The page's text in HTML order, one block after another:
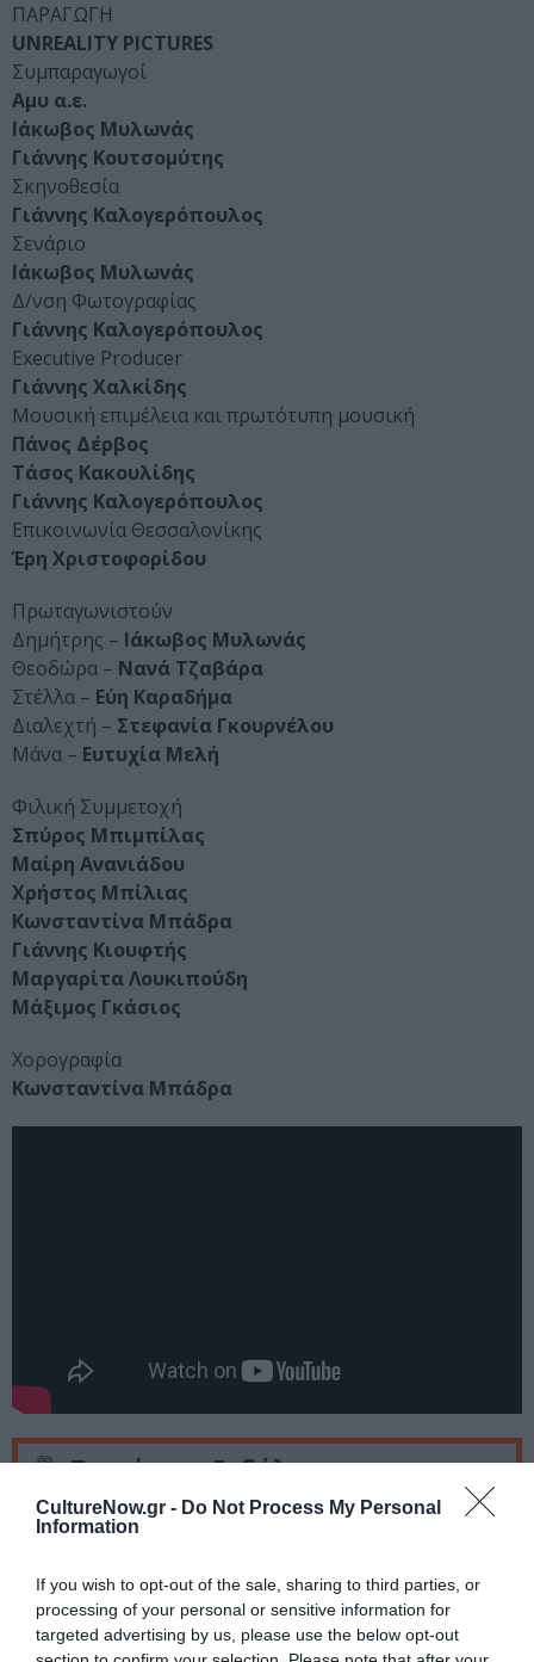
CultureNow.gr - Do Not Process My Personal
Information
If you wish to opt-out of the sale, sharing to third parties, or
processing of your personal or sensitive information for
targeted advertising by us, please use the below opt-out
ΠΑΡΑΓΩΓΗ
UNREALITY PICTURES
Συμπαραγωγοί
Αμυ α.ε.
Ιάκωβος Μυλωνάς
Γιάννης Κουτσομύτης
Σκηνοθεσία
Γιάννης Καλογερόπουλος
Σενάριο
Ιάκωβος Μυλωνάς
Δ/νση Φωτογραφίας
Γιάννης Καλογερόπουλος
Executive Producer
Γιάννης Χαλκίδης
Μουσική επιμέλεια και πρωτότυπη μουσική
Πάνος Δέρβος
Τάσος Κακουλίδης
Γιάννης Καλογερόπουλος
Επικοινωνία Θεσσαλονίκης
Έρη Χριστοφορίδου
Πρωταγωνιστούν
Δημήτρης – Ιάκωβος Μυλωνάς
Θεοδώρα – Νανά Τζαβάρα
Στέλλα – Εύη Καραδήμα
Διαλεχτή – Στεφανία Γκουρνέλου
Μάνα – Ευτυχία Μελή
Φιλική Συμμετοχή
Σπύρος Μπιμπίλας
Μαίρη Ανανιάδου
Χρήστος Μπίλιας
Κωνσταντίνα Μπάδρα
Γιάννης Κιουφτής
Μαργαρίτα Λουκιπούδη
Μάξιμος Γκάσιος
Χορογραφία
Κωνσταντίνα Μπάδρα
Ταυτότητα Εκδήλωσης
Ημερομηνία:
19:00 και 20:30
Τοποθεσία: